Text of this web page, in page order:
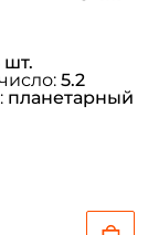
шт.
5.2
планетарный